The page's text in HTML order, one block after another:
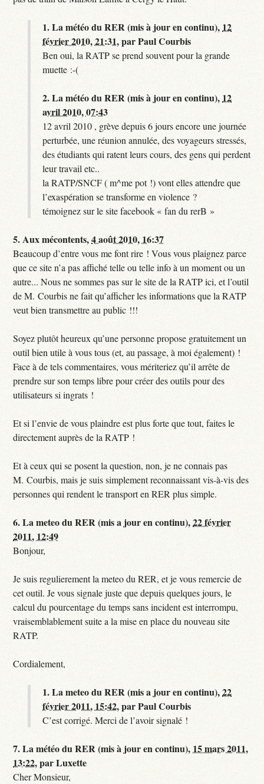
1.La météo du RER (mis à jour en continu), 12
février 2010, 21:31,parPaul Courbis
Ben oui, la RATP se prend souvent pour la grande
muette :-(
2.La météo du RER (mis à jour en continu), 12
avril 2010, 07:43
12 avril 2010 , grève depuis 6 jours encore une journée
perturbée, une réunion annulée, des voyageurs stressés,
des étudiants qui ratent leurs cours, des gens qui perdent
leur travail etc..
la RATP/SNCF ( m^me pot !) vont elles attendre que
l’exaspération se transforme en violence ?
témoignez sur le site facebook « fan du rerB »
5.Aux mécontents,4 août 2010, 16:37
Beaucoup d’entre vous me font rire ! Vous vous plaignez parce
que ce site n’a pas affiché telle ou telle info à un moment ou un
autre... Nous ne sommes pas sur le site de la RATP ici, et l’outil
de M. Courbis ne fait qu’afficher les informations que la RATP
veut bien transmettre au public !!!
Soyez plutôt heureux qu’une personne propose gratuitement un
outil bien utile à vous tous (et, au passage, à moi également) !
Face à de tels commentaires, vous mériteriez qu’il arrête de
prendre sur son temps libre pour créer des outils pour des
utilisateurs si ingrats !
Et si l’envie de vous plaindre est plus forte que tout, faites le
directement auprès de la RATP !
Et à ceux qui se posent la question, non, je ne connais pas
M. Courbis, mais je suis simplement reconnaissant vis-à-vis des
personnes qui rendent le transport en RER plus simple.
6.La meteo du RER (mis a jour en continu),22 février
2011, 12:49
Bonjour,
Je suis regulierement la meteo du RER, et je vous remercie de
cet outil. Je vous signale juste que depuis quelques jours, le
calcul du pourcentage du temps sans incident est interrompu,
vraisemblablement suite a la mise en place du nouveau site
RATP.
Cordialement,
1.La meteo du RER (mis a jour en continu),22
février 2011, 15:42,parPaul Courbis
C’est corrigé. Merci de l’avoir signalé !
7.La météo du RER (mis à jour en continu), 15 mars 2011,
13:22,parLuxette
Cher Monsieur,